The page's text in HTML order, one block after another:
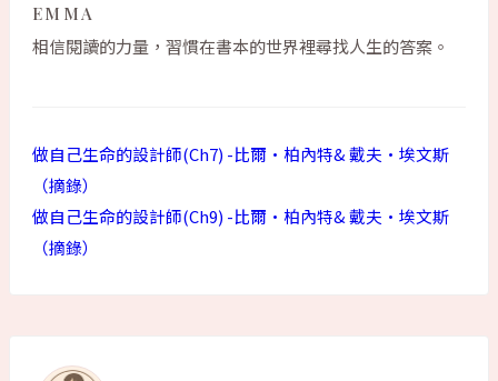
EMMA
相信閱讀的力量，習慣在書本的世界裡尋找人生的答案。
做自己生命的設計師(Ch7) -比爾•柏內特& 戴夫•埃文斯
（摘錄）
做自己生命的設計師(Ch9) -比爾•柏內特& 戴夫•埃文斯
（摘錄）